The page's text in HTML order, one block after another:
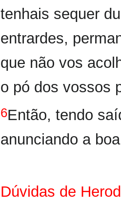
tenhais sequer
entrardes,
que não vos
o pó dos vossos
6Então, tendo
anunciando a
Dúvidas de